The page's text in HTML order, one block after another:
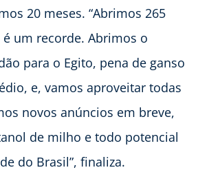
20 meses. “Abrimos 265
um recorde. Abrimos o
para o Egito, pena de ganso
e, vamos aproveitar todas
novos anúncios em breve,
de milho e todo potencial
do Brasil”, finaliza.